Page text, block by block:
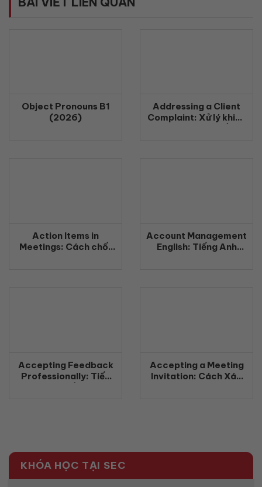
Object Pronouns B1
(2026)
Addressing a Client
Complaint: Xử lý khiếu
Action Items in
Meetings: Cách chốt
Account Management
English: Tiếng Anh
Accepting Feedback
Professionally: Tiếp
Accepting a Meeting
Invitation: Cách Xác
KHÓA HỌC TẠI SEC